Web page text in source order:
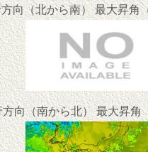
向（北から南） 最大昇角
方向（南から北） 最大昇角